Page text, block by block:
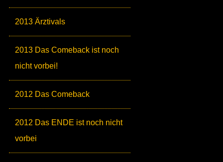
2013 Ärztivals
2013 Das Comeback ist noch
nicht vorbei!
2012 Das Comeback
2012 Das ENDE ist noch nicht
vorbei